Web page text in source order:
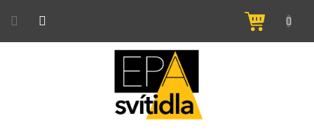
NÁKUPNÍ
KOŠÍK